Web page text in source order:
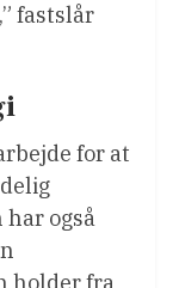
fastslår
for at
har også